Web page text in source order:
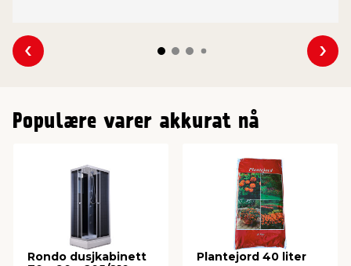
Se forrige Se
Populære varer akkurat nå
Rondo dusjkabinett
Plantejord 40 liter